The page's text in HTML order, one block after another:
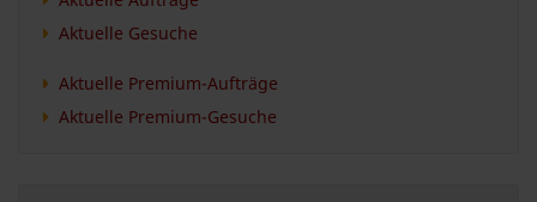
Aktuelle Gesuche
Aktuelle Premium-Aufträge
Aktuelle Premium-Gesuche